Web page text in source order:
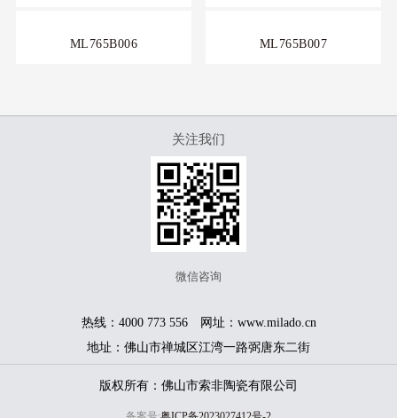
ML765B006 ML765B007
关注我们
微信咨询
热线：4000 773 556 网址：www.milado.cn
地址：佛山市禅城区江湾一路弼唐东二街
版权所有：佛山市索非陶瓷有限公司